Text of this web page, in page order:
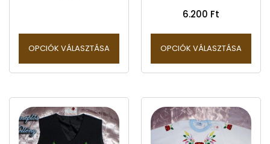
OPCIÓK VÁLASZTÁSA
6.200 Ft
OPCIÓK VÁLASZTÁSA